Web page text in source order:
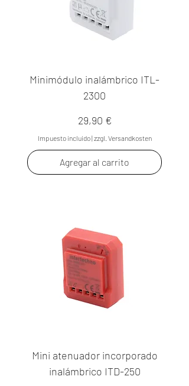
Minimódulo inalámbrico ITL-
2300
Precio
29,90 €
Impuesto incluido|zzgl. Versandkosten
Agregar al carrito
Mini atenuador incorporado
inalámbrico ITD-250